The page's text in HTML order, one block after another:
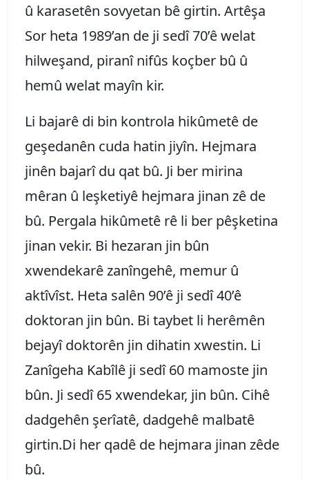
û karasetên sovyetan bê girtin. Artêşa
Sor heta 1989’an de ji sedî 70’ê welat
hilweşand, piranî nifûs koçber bû û
hemû welat mayîn kir.
Li bajarê di bin kontrola hikûmetê de
geşedanên cuda hatin jiyîn. Hejmara
jinên bajarî du qat bû. Ji ber mirina
mêran û leşketiyê hejmara jinan zê de
bû. Pergala hikûmetê rê li ber pêşketina
jinan vekir. Bi hezaran jin bûn
xwendekarê zanîngehê, memur û
aktîvîst. Heta salên 90’ê ji sedî 40’ê
doktoran jin bûn. Bi taybet li herêmên
bejayî doktorên jin dihatin xwestin. Li
Zanîgeha Kabîlê ji sedî 60 mamoste jin
bûn. Ji sedî 65 xwendekar, jin bûn. Cihê
dadgehên şerîatê, dadgehê malbatê
girtin.Di her qadê de hejmara jinan zêde
bû.